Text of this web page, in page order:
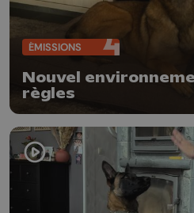
ÉMISSIONS
Nouvel
règles